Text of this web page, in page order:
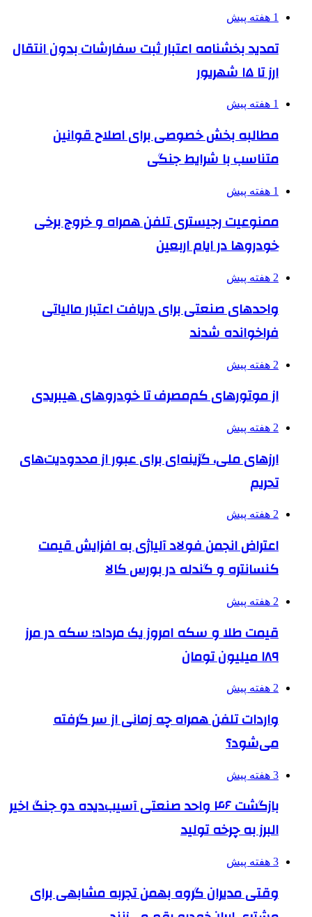
1 هفته پیش
تمدید بخشنامه اعتبار ثبت سفارشات بدون انتقال
ارز تا ۱۵ شهریور
1 هفته پیش
مطالبه بخش خصوصی برای اصلاح قوانین
متناسب با شرایط جنگی
1 هفته پیش
ممنوعیت رجیستری تلفن همراه و خروج برخی
خودروها در ایام اربعین
2 هفته پیش
واحدهای صنعتی برای دریافت اعتبار مالیاتی
فراخوانده شدند
2 هفته پیش
از موتورهای کم‌مصرف تا خودروهای هیبریدی
2 هفته پیش
ارزهای ملی، گزینه‌ای برای عبور از محدودیت‌های
تحریم
2 هفته پیش
اعتراض انجمن فولاد آلیاژی به افزایش قیمت
کنسانتره و گندله در بورس کالا
2 هفته پیش
قیمت طلا و سکه امروز یک مرداد؛ سکه در مرز
۱۸۹ میلیون تومان
2 هفته پیش
واردات تلفن همراه چه زمانی از سر گرفته
می‌شود؟
3 هفته پیش
بازگشت ۴۶ واحد صنعتی آسیب‌دیده دو جنگ اخیر
البرز به چرخه تولید
3 هفته پیش
وقتی مدیران گروه بهمن تجربه مشابهی برای